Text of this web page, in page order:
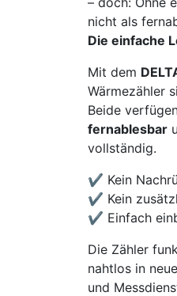
nicht als
Die einfache
Mit dem
Wärmezähler
Beide
fernablesbar
vollständig.
✔ Kein
✔ Kein
✔ Einfach
Die Zähler
nahtlos in
und